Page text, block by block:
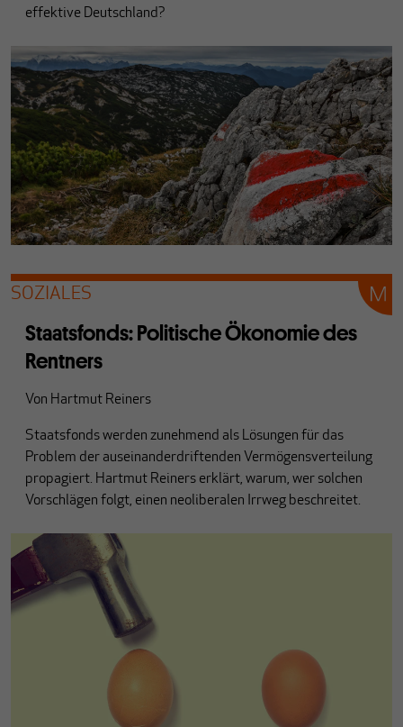
effektive Deutschland?
SOZIALES
Staatsfonds: Politische Ökonomie des
Rentners
Von Hartmut Reiners
Staatsfonds werden zunehmend als Lösungen für das
Problem der auseinanderdriftenden Vermögensverteilung
propagiert. Hartmut Reiners erklärt, warum, wer solchen
Vorschlägen folgt, einen neoliberalen Irrweg beschreitet.